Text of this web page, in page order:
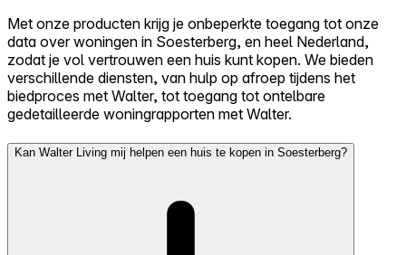
Met onze producten krijg je onbeperkte toegang tot onze
data over woningen in Soesterberg, en heel Nederland,
zodat je vol vertrouwen een huis kunt kopen. We bieden
verschillende diensten, van hulp op afroep tijdens het
biedproces met Walter, tot toegang tot ontelbare
gedetailleerde woningrapporten met Walter.
Kan Walter Living mij helpen een huis te kopen in Soesterberg?